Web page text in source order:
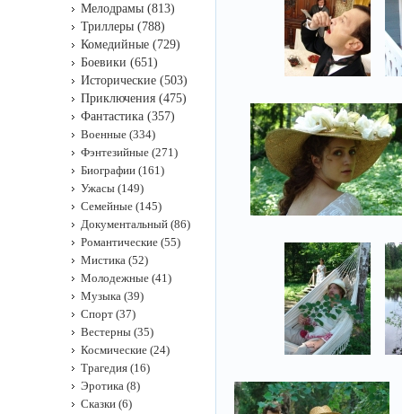
Мелодрамы (813)
Триллеры (788)
Комедийные (729)
Боевики (651)
Исторические (503)
Приключения (475)
Фантастика (357)
Военные (334)
Фэнтезийные (271)
Биографии (161)
Ужасы (149)
Семейные (145)
Документальный (86)
Романтические (55)
Мистика (52)
Молодежные (41)
Музыка (39)
Спорт (37)
Вестерны (35)
Космические (24)
Трагедия (16)
Эротика (8)
Сказки (6)